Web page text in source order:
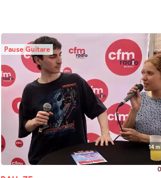
14
Pause Guitare